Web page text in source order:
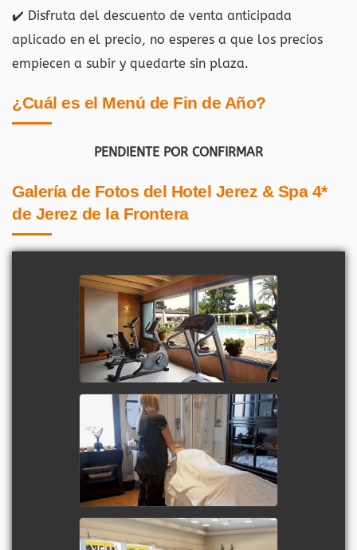
✔️ Disfruta del descuento de venta anticipada
aplicado en el precio, no esperes a que los precios
empiecen a subir y quedarte sin plaza.
¿Cuál es el Menú de Fin de Año?
PENDIENTE POR CONFIRMAR
Galería de Fotos del Hotel Jerez & Spa 4*
de Jerez de la Frontera